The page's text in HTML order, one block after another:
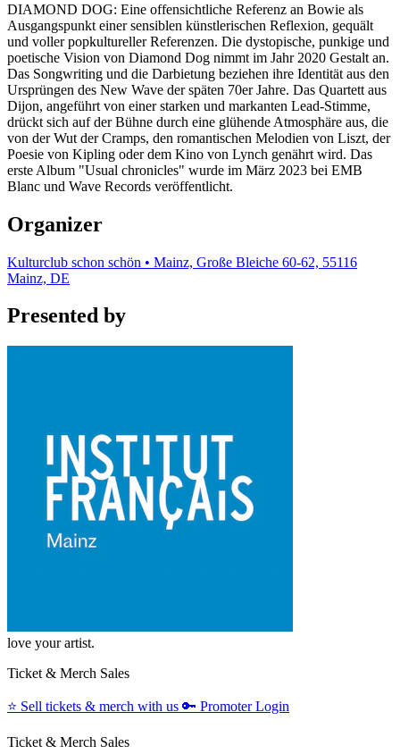
DIAMOND DOG: Eine offensichtliche Referenz an Bowie als
Ausgangspunkt einer sensiblen künstlerischen Reflexion, gequält
und voller popkultureller Referenzen. Die dystopische, punkige und
poetische Vision von Diamond Dog nimmt im Jahr 2020 Gestalt an.
Das Songwriting und die Darbietung beziehen ihre Identität aus den
Ursprüngen des New Wave der späten 70er Jahre. Das Quartett aus
Dijon, angeführt von einer starken und markanten Lead-Stimme,
drückt sich auf der Bühne durch eine glühende Atmosphäre aus, die
von der Wut der Cramps, den romantischen Melodien von Liszt, der
Poesie von Kipling oder dem Kino von Lynch genährt wird. Das
erste Album "Usual chronicles" wurde im März 2023 bei EMB
Blanc und Wave Records veröffentlicht.
Organizer
Kulturclub schon schön • Mainz, Große Bleiche 60-62, 55116
Mainz, DE
Presented by
love your artist.
Ticket & Merch Sales
⭐️ Sell tickets & merch with us 🔑 Promoter Login
Ticket & Merch Sales